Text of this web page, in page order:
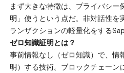
まず大きな特徴は、プライバシー
明」使うという点だ。非対話性を
ランザクションの軽量化をする
ゼロ知識証明とは？
事前情報なし（ゼロ知識）で、情
明）する技術。ブロックチェーン